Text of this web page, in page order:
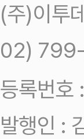
(주)이투
02)
등록번
발행인 :